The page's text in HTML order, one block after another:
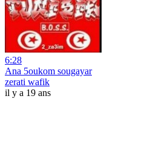
6:28
Ana 5oukom sougayar
zerati wafik
il y a 19 ans